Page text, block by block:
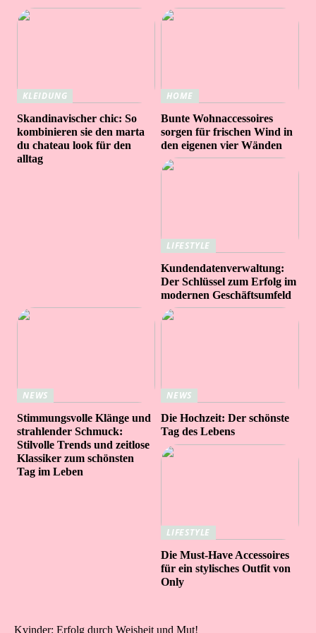
KLEIDUNG
Skandinavischer chic: So
kombinieren sie den marta
du chateau look für den
alltag
HOME
Bunte Wohnaccessoires
sorgen für frischen Wind in
den eigenen vier Wänden
LIFESTYLE
Kundendatenverwaltung:
Der Schlüssel zum Erfolg im
modernen Geschäftsumfeld
NEWS
Stimmungsvolle Klänge und
strahlender Schmuck:
Stilvolle Trends und zeitlose
Klassiker zum schönsten
Tag im Leben
NEWS
Die Hochzeit: Der schönste
Tag des Lebens
LIFESTYLE
Die Must-Have Accessoires
für ein stylisches Outfit von
Only
Kvinder: Erfolg durch Weisheit und Mut!